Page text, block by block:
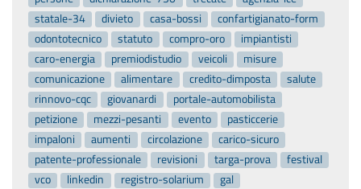
statale-34
divieto casa-bossi
confartigianato-form
odontotecnico
statuto compro-oro
impiantisti
caro-energia
premiodistudio veicoli
misure
comunicazione
alimentare credito-dimposta
salute
rinnovo-cqc
giovanardi
portale-automobilista
petizione
mezzi-pesanti evento
pasticcerie
impaloni
aumenti circolazione
carico-sicuro
patente-professionale
revisioni targa-prova
festival
vco
linkedin registro-solarium
gal